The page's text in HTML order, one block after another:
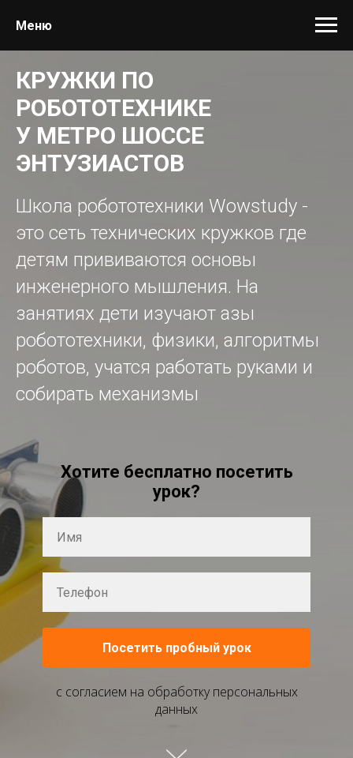
Меню
КРУЖКИ ПО
РОБОТОТЕХНИКЕ
У МЕТРО ШОССЕ
ЭНТУЗИАСТОВ
Школа робототехники Wowstudy -
это сеть технических кружков где
детям прививаются основы
инженерного мышления. На
занятиях дети изучают азы
робототехники, физики, алгоритмы
роботов, учатся работать руками и
собирать механизмы
Хотите бесплатно посетить
урок?
Посетить пробный урок
с согласием на обработку персональных
данных